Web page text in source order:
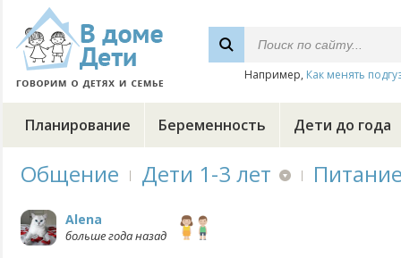
Например, Как менять
Планирование Беременность Дети до года
Общение Дети 1-3 лет
Alena
больше года назад